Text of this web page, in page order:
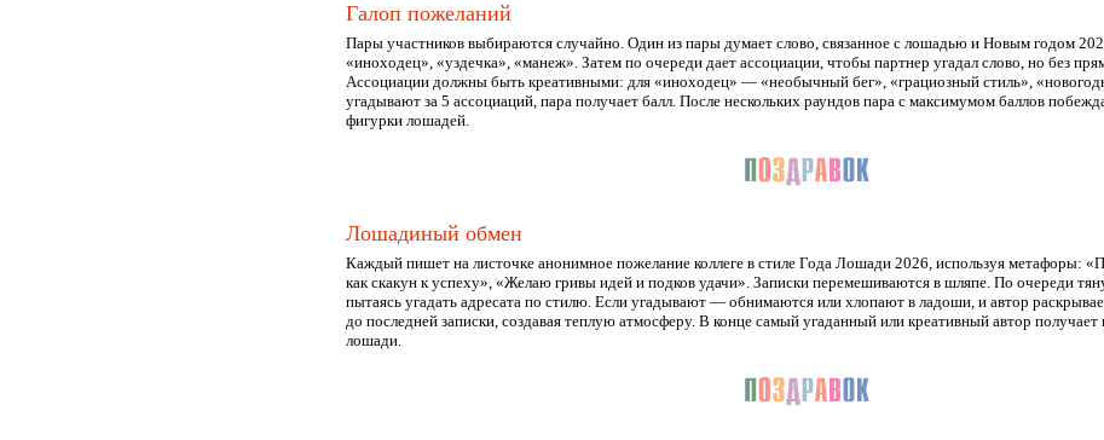
Галоп пожеланий
Пары участников выбираются случайно. Один из пары думает слово, связанное с лошадью и Новым годом
«иноходец», «уздечка», «манеж». Затем по очереди дает ассоциации, чтобы партнер угадал слово, но без
Ассоциации должны быть креативными: для «иноходец» — «необычный бег», «грациозный стиль»,
угадывают за 5 ассоциаций, пара получает балл. После нескольких раундов пара с максимумом баллов
фигурки лошадей.
Лошадиный обмен
Каждый пишет на листочке анонимное пожелание коллеге в стиле Года Лошади 2026, используя метафоры:
как скакун к успеху», «Желаю гривы идей и подков удачи». Записки перемешиваются в шляпе. По очереди
пытаясь угадать адресата по стилю. Если угадывают — обнимаются или хлопают в ладоши, и автор
до последней записки, создавая теплую атмосферу. В конце самый угаданный или креативный автор получает
лошади.